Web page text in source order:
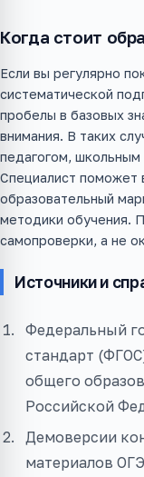
Когда стоит
Если вы регулярно
систематической
пробелы в базовых
внимания. В таких
педагогом, школьным
Специалист поможет
образовательный
методики обучения.
самопроверки, а не
Источники и
Федеральный
стандарт
общего
Российской
Демоверсии
материалов